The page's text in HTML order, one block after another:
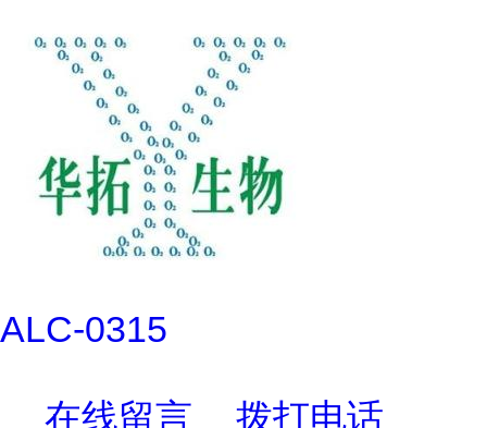
ALC-0315
在线留言 拨打电话